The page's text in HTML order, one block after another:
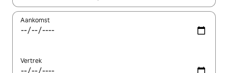
Aankomst
Vertrek